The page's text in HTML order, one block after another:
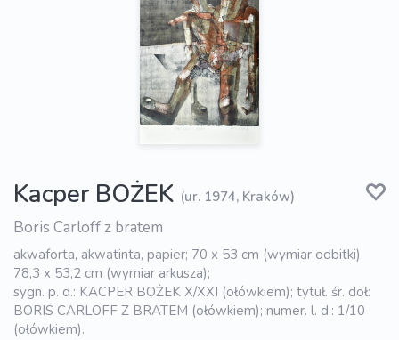
Kacper BOŻEK (ur. 1974, Kraków)
Boris Carloff z bratem
akwaforta, akwatinta, papier; 70 x 53 cm (wymiar odbitki),
78,3 x 53,2 cm (wymiar arkusza);
sygn. p. d.: KACPER BOŻEK X/XXI (ołówkiem); tytuł. śr. doł:
BORIS CARLOFF Z BRATEM (ołówkiem); numer. l. d.: 1/10
(ołówkiem).